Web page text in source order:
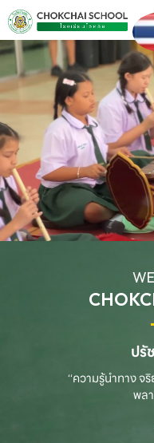
ปรั
“ความรู้นำทาง จริ
พล